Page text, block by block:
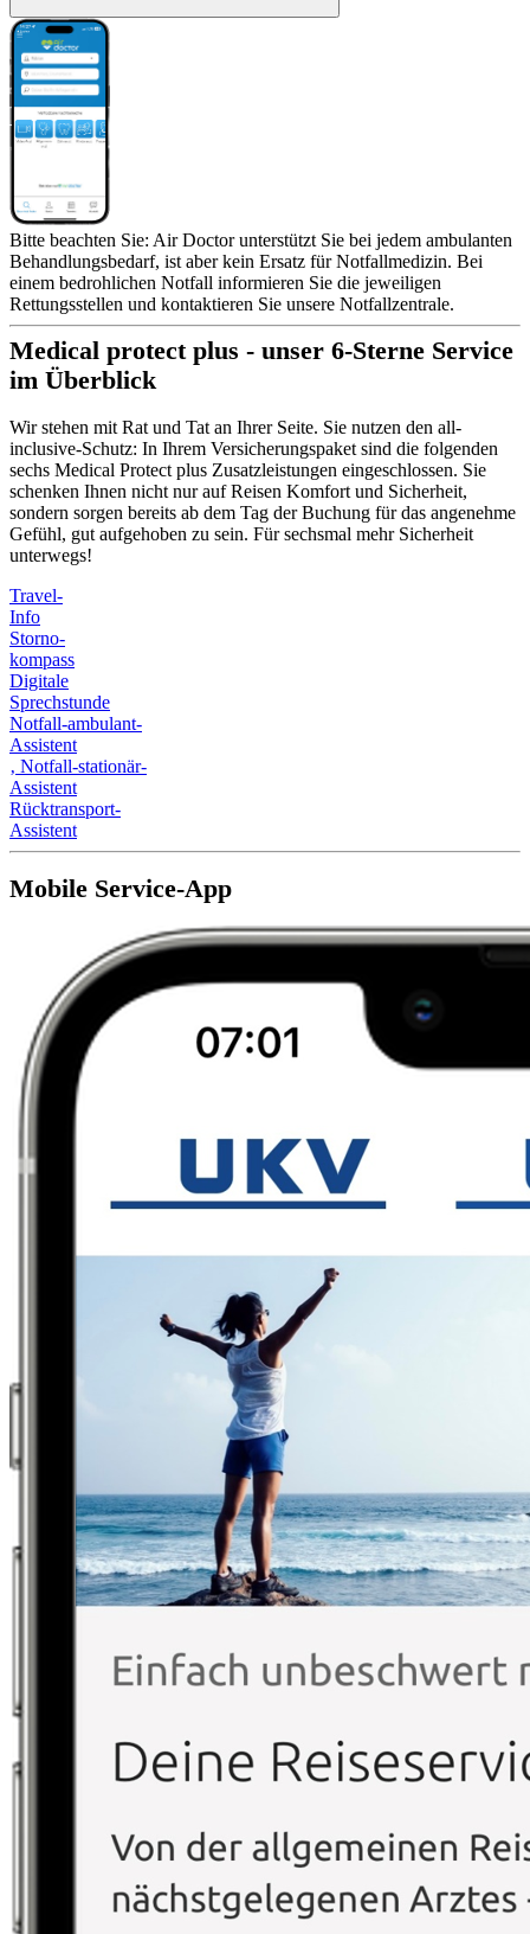
Bitte beachten Sie: Air Doctor unterstützt Sie bei jedem ambulanten
Behandlungsbedarf, ist aber kein Ersatz für Notfallmedizin. Bei
einem bedrohlichen Notfall informieren Sie die jeweiligen
Rettungsstellen und kontaktieren Sie unsere Notfallzentrale.
Medical protect plus - unser 6-Sterne Service
im Überblick
Wir stehen mit Rat und Tat an Ihrer Seite. Sie nutzen den all-
inclusive-Schutz: In Ihrem Versicherungspaket sind die folgenden
sechs Medical Protect plus Zusatzleistungen eingeschlossen. Sie
schenken Ihnen nicht nur auf Reisen Komfort und Sicherheit,
sondern sorgen bereits ab dem Tag der Buchung für das angenehme
Gefühl, gut aufgehoben zu sein. Für sechsmal mehr Sicherheit
unterwegs!
Travel-
Info
Storno-
kompass
Digitale
Sprechstunde
Notfall-ambulant-
Assistent
‚ Notfall-stationär-
Assistent
Rücktransport-
Assistent
Mobile Service-App